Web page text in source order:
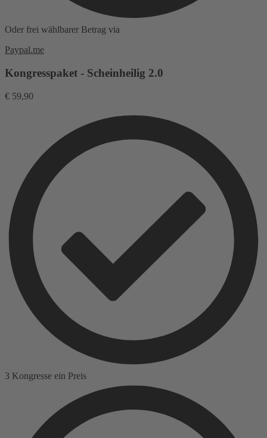
Oder frei wählbarer Betrag via
Paypal.me
Kongresspaket - Scheinheilig 2.0
€ 59,90
3 Kongresse ein Preis